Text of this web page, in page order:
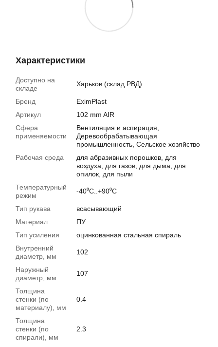
Характеристики
Доступно на
складе
Харьков (склад РВД)
Бренд
EximPlast
Артикул
102 mm AIR
Сфера
применяемости
Вентиляция и аспирация,
Деревообрабатывающая
промышленность, Сельское хозяйство
Рабочая среда
для абразивных порошков, для
воздуха, для газов, для дыма, для
опилок, для пыли
Температурный
режим
-40⁰С..+90⁰С
Тип рукава
всасывающий
Материал
ПУ
Тип усиления
оцинкованная стальная спираль
Внутренний
диаметр, мм
102
Наружный
диаметр, мм
107
Толщина
стенки (по
материалу), мм
0.4
Толщина
стенки (по
спирали), мм
2.3